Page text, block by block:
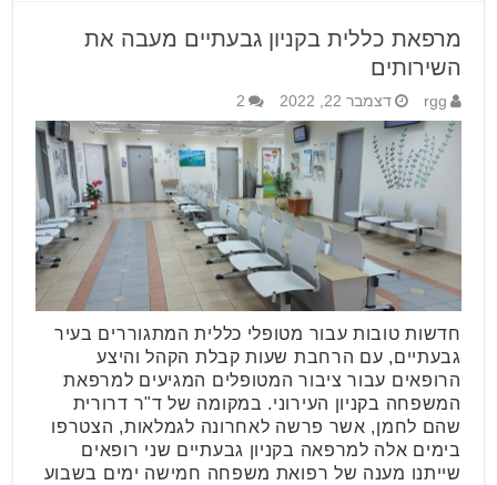
מרפאת כללית בקניון גבעתיים מעבה את
השירותים
rgg דצמבר 22, 2022 2
חדשות טובות עבור מטופלי כללית המתגוררים בעיר
גבעתיים, עם הרחבת שעות קבלת הקהל והיצע
הרופאים עבור ציבור המטופלים המגיעים למרפאת
המשפחה בקניון העירוני. במקומה של ד"ר דרורית
שהם לחמן, אשר פרשה לאחרונה לגמלאות, הצטרפו
בימים אלה למרפאה בקניון גבעתיים שני רופאים
שייתנו מענה של רפואת משפחה חמישה ימים בשבוע